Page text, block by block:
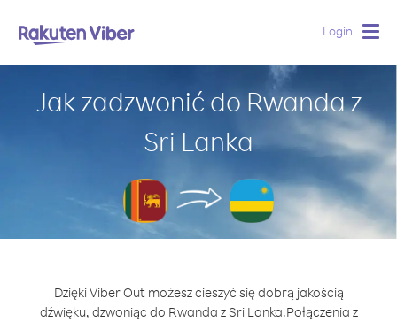
Login
Jak zadzwonić do Rwanda z
Sri Lanka
Dzięki Viber Out możesz cieszyć się dobrą jakością
dźwięku, dzwoniąc do Rwanda z Sri Lanka.Połączenia z